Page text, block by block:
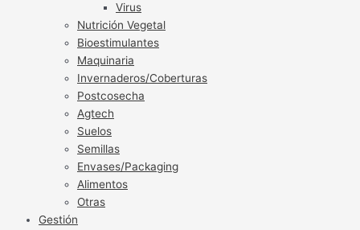
Virus
Nutrición Vegetal
Bioestimulantes
Maquinaria
Invernaderos/Coberturas
Postcosecha
Agtech
Suelos
Semillas
Envases/Packaging
Alimentos
Otras
Gestión